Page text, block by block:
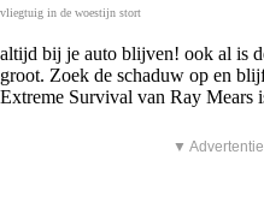
vliegtuig in de woestijn stort
altijd bij je auto blijven! ook al is
groot. Zoek de schaduw op en
Extreme Survival van Ray Mears
▼